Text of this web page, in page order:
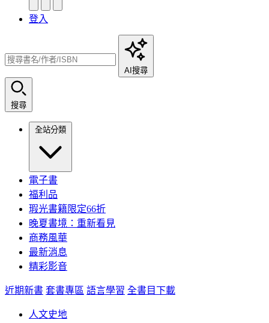
登入
AI搜尋
搜尋
全站分類
電子書
福利品
瑕光書籍限定66折
晚夏書境：重新看見
商務風華
最新消息
精彩影音
近期新書 套書專區 語言學習 全書目下載
人文史地